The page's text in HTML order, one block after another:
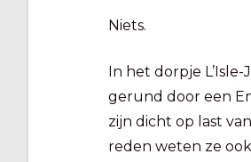
Niets.
In het dorpje
gerund door een
zijn dicht op last
reden weten ze